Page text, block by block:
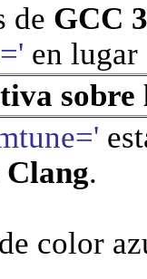
de GCC
en
sobre
Clang.
color